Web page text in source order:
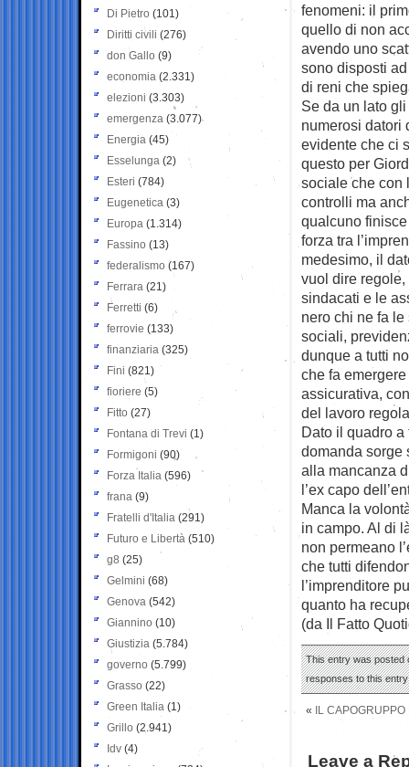
fenomeni: il
quello di non
avendo uno
sono disposti
di reni che
Se da un lato
numerosi datori
evidente che ci
questo per
sociale che con
controlli ma
qualcuno
forza tra
medesimo, il
vuol dire
sindacati e le
nero chi ne fa
sociali,
dunque a tutti
che fa
assicurativa,
del lavoro
Dato il quadro a
domanda sorge
alla mancanza
l’ex capo
Manca la
in campo. Al di
non permeano
che tutti
l’imprenditore
quanto ha
(da Il Fatto
This entry was posted
responses to this
« IL
Leave a
Di Pietro (101)
Diritti civili (276)
don Gallo (9)
economia (2.331)
elezioni (3.303)
emergenza (3.077)
Energia (45)
Esselunga (2)
Esteri (784)
Eugenetica (3)
Europa (1.314)
Fassino (13)
federalismo (167)
Ferrara (21)
Ferretti (6)
ferrovie (133)
finanziaria (325)
Fini (821)
fioriere (5)
Fitto (27)
Fontana di Trevi (1)
Formigoni (90)
Forza Italia (596)
frana (9)
Fratelli d'Italia (291)
Futuro e Libertà (510)
g8 (25)
Gelmini (68)
Genova (542)
Giannino (10)
Giustizia (5.784)
governo (5.799)
Grasso (22)
Green Italia (1)
Grillo (2.941)
Idv (4)